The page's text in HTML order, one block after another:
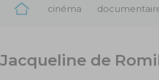
cinéma
Jacqueline de